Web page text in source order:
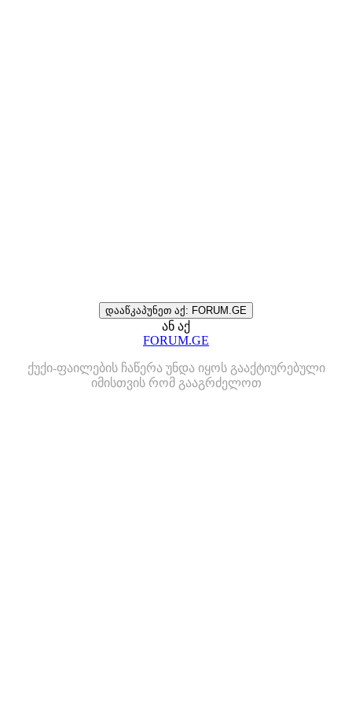
დააწკაპუნეთ აქ: FORUM.GE
ან აქ
FORUM.GE
ქუქი-ფაილების ჩაწერა უნდა იყოს გააქტიურებული
იმისთვის რომ გააგრძელოთ